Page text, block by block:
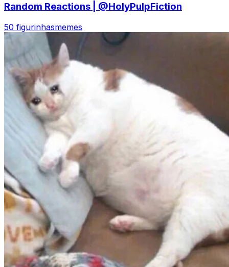
Random Reactions | @HolyPulpFiction
50 figurinhasmemes